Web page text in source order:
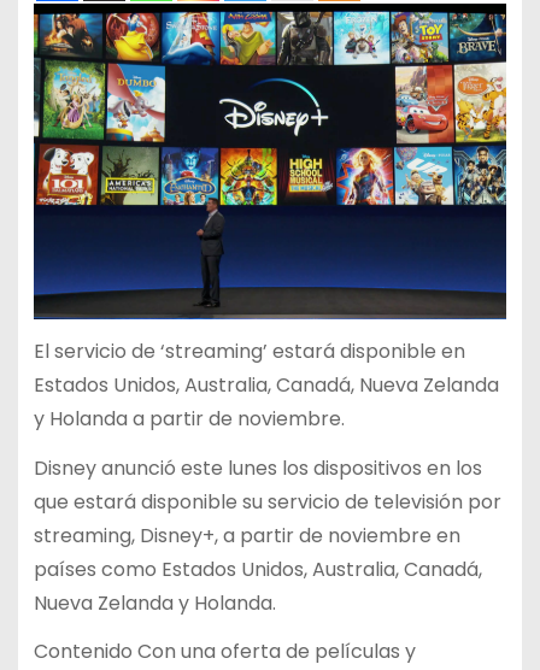
El servicio de ‘streaming’ estará disponible en
Estados Unidos, Australia, Canadá, Nueva Zelanda
y Holanda a partir de noviembre.
Disney anunció este lunes los dispositivos en los
que estará disponible su servicio de televisión por
streaming, Disney+, a partir de noviembre en
países como Estados Unidos, Australia, Canadá,
Nueva Zelanda y Holanda.
Contenido Con una oferta de películas y